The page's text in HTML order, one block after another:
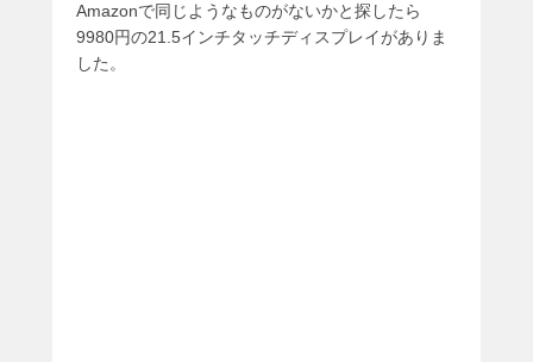
Amazonで同じようなものがないかと探したら
9980円の21.5インチタッチディスプレイがありま
した。